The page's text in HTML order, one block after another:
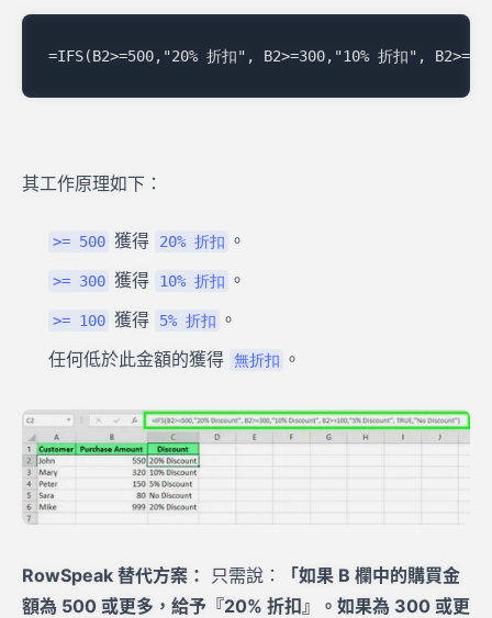
其工作原理如下：
>= 500 獲得 20% 折扣 。
>= 300 獲得 10% 折扣 。
>= 100 獲得 5% 折扣 。
任何低於此金額的獲得 無折扣 。
RowSpeak 替代方案： 只需說：
「如果 B 欄中的購買金
額為 500 或更多，給予『20% 折扣』。如果為 300 或更